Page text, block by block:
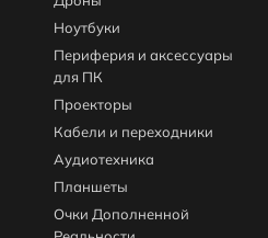
Ноутбуки
Периферия и аксессуары
для ПК
Проекторы
Кабели и переходники
Аудиотехника
Планшеты
Очки Дополненной